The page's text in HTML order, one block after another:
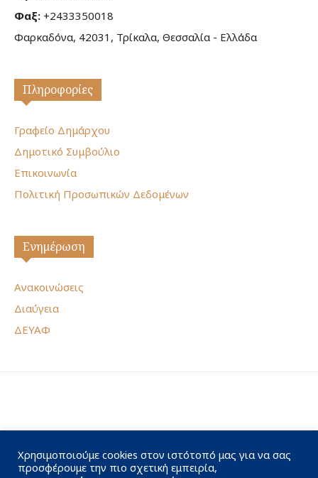
Φαξ: +2433350018
Φαρκαδόνα, 42031, Τρίκαλα, Θεσσαλία - Ελλάδα
Πληροφορίες
Γραφείο Δημάρχου
Δημοτικό Συμβούλιο
Επικοινωνία
Πολιτική Προσωπικών Δεδομένων
Ενημέρωση
Ανακοινώσεις
Διαύγεια
ΔΕΥΑΦ
Χρησιμοποιούμε cookies στον ιστότοπό μας για να σας
προσφέρουμε την πιο σχετική εμπειρία,